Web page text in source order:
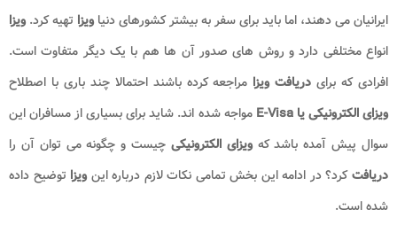
ایرانیان می دهند، اما باید برای سفر به بیشتر کشورهای دنیا ویزا تهیه کرد. ویزا
انواع مختلفی دارد و روش های صدور آن ها هم با یک دیگر متفاوت است.
افرادی که برای دریافت ویزا مراجعه کرده باشند احتمالا چند باری با اصطلاح
ویزای الکترونیکی یا E-Visa
مواجه شده اند. شاید برای بسیاری از مسافران این
سوال پیش آمده باشد کهویزای الکترونیکی چیست و چگونه می توان آن را
دریافتکرد؟ در ادامه این بخش تمامی نکات لازم درباره این ویزا توضیح داده
شده است.